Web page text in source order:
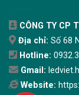
CÔNG TY CP
Địa chỉ: Số 68
Hotline:
Gmail:
Website: